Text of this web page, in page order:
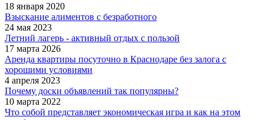
18 января 2020
Взыскание алиментов с безработного
24 мая 2023
Летний лагерь - активный отдых с пользой
17 марта 2026
Аренда квартиры посуточно в Краснодаре без залога с
хорошими условиями
4 апреля 2023
Почему доски объявлений так популярны?
10 марта 2022
Что собой представляет экономическая игра и как на этом